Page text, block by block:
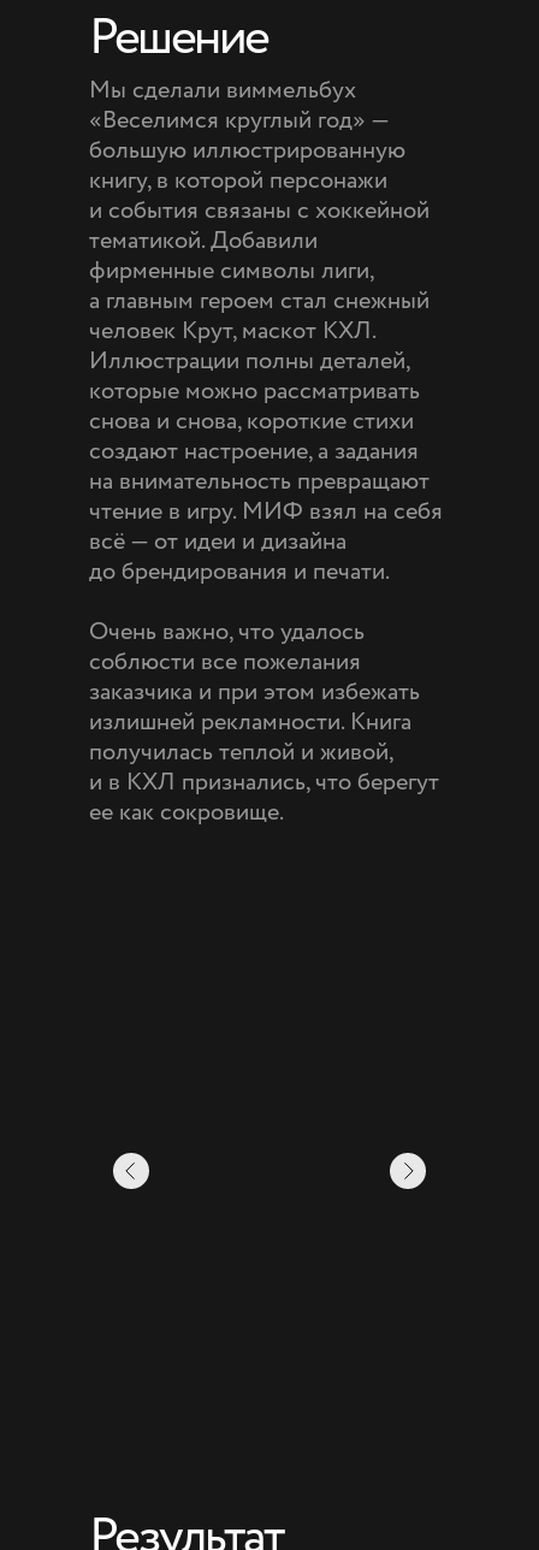
Решение
Мы сделали виммельбух
«Веселимся круглый год» —
большую иллюстрированную
книгу, в которой персонажи
и события связаны с хоккейной
тематикой. Добавили
фирменные символы лиги,
а главным героем стал снежный
человек Крут, маскот КХЛ.
Иллюстрации полны деталей,
которые можно рассматривать
снова и снова, короткие стихи
создают настроение, а задания
на внимательность превращают
чтение в игру. МИФ взял на себя
всё — от идеи и дизайна
до брендирования и печати.
Очень важно, что удалось
соблюсти все пожелания
заказчика и при этом избежать
излишней рекламности. Книга
получилась теплой и живой,
и в КХЛ признались, что берегут
ее как сокровище.